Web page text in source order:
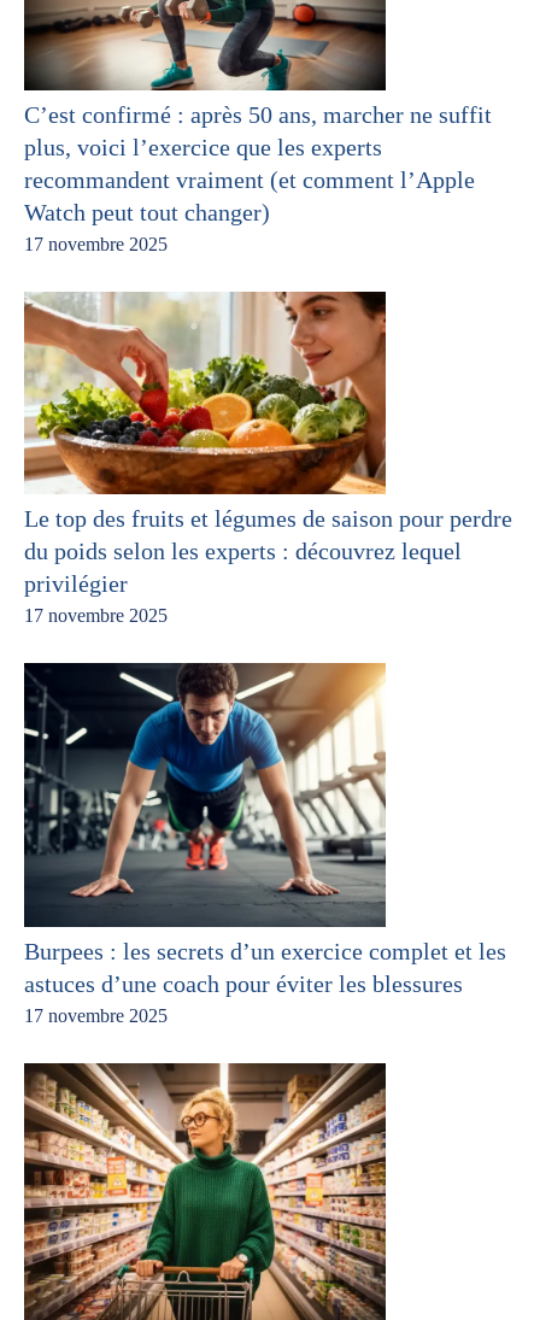
C’est confirmé : après 50 ans, marcher ne suffit
plus, voici l’exercice que les experts
recommandent vraiment (et comment l’Apple
Watch peut tout changer)
17 novembre 2025
Le top des fruits et légumes de saison pour perdre
du poids selon les experts : découvrez lequel
privilégier
17 novembre 2025
Burpees : les secrets d’un exercice complet et les
astuces d’une coach pour éviter les blessures
17 novembre 2025